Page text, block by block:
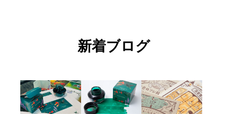
新着ブログ